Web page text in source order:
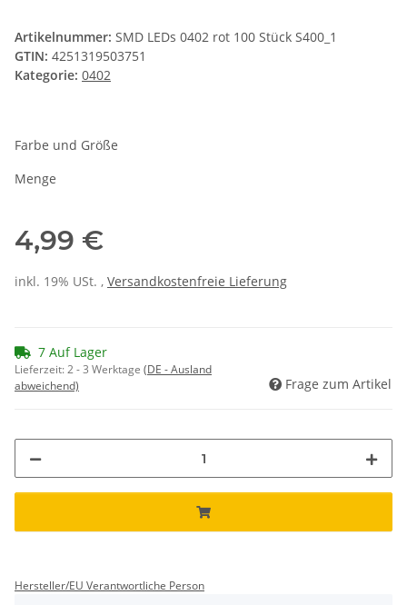
Artikelnummer: SMD LEDs 0402 rot 100 Stück S400_1
GTIN: 4251319503751
Kategorie: 0402
Farbe und Größe
Menge
4,99 €
inkl. 19% USt. , Versandkostenfreie Lieferung
7 Auf Lager
Lieferzeit:2 - 3 Werktage (DE - Ausland
abweichend)
Frage zum Artikel
Hersteller/EU Verantwortliche Person